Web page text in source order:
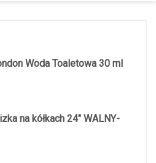
Woda Toaletowa 30 ml
na kółkach 24" WALNY-